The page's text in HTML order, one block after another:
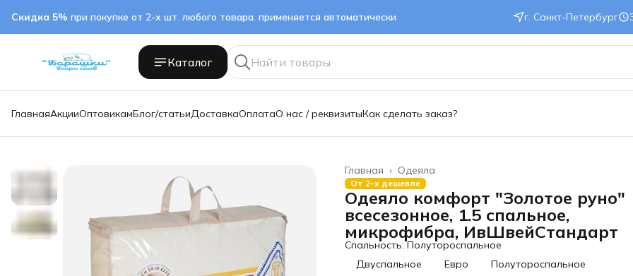
Скидка 5% при покупке от 2-х шт. любого товара. применяется автоматически г. Санкт-Петербург
Каталог
ГлавнаяАкцииОптовикамБлог/статьиДоставкаОплатаО нас / реквизитыКак сделать заказ?
Одеяла
Главная ›
От 2-х дешевле
Одеяло комфорт "Золотое руно"
всесезонное, 1.5 спальное,
микрофибра, ИвШвейСтандарт
Спальность: Полутороспальное
Двуспальное
Евро
Полутороспальное